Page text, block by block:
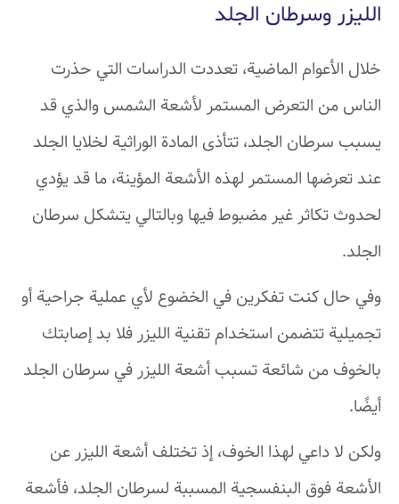
الليزر وسرطان الجلد
خلال الأعوام الماضية، تعددت الدراسات التي حذرت
الناس من التعرض المستمر لأشعة الشمس والذي قد
يسبب سرطان الجلد، تتأذى المادة الوراثية لخلايا الجلد
عند تعرضها المستمر لهذه الأشعة المؤينة، ما قد يؤدي
لحدوث تكاثر غير مضبوط فيها وبالتالي يتشكل سرطان
الجلد.
وفي حال كنت تفكرين في الخضوع لأي عملية جراحية أو
تجميلية تتضمن استخدام تقنية الليزر فلا بد إصابتك
بالخوف من شائعة تسبب أشعة الليزر في سرطان الجلد
أيضًا.
ولكن لا داعي لهذا الخوف، إذ تختلف أشعة الليزر عن
الأشعة فوق البنفسجية المسببة لسرطان الجلد، فأشعة